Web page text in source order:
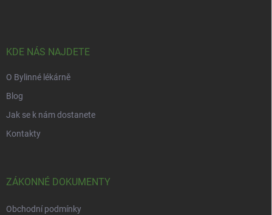
KDE NÁS NAJDETE
O Bylinné lékárně
Blog
Jak se k nám dostanete
Kontakty
ZÁKONNÉ DOKUMENTY
Obchodní podmínky